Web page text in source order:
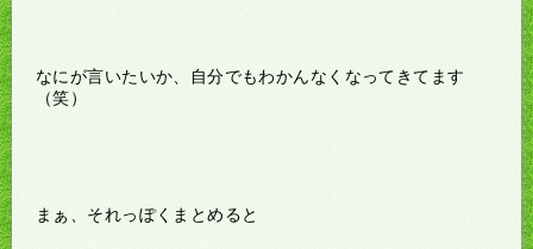
なにが言いたいか、自分でもわかんなくなってきてます
（笑）
まぁ、それっぽくまとめると